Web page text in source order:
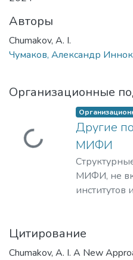
Авторы
Chumakov, A. I.
Чумаков, Александр
Организационные
Загружается...
Другие
МИФИ
МИФИ, не
институтов
Цитирование
Chumakov, A. I. A New